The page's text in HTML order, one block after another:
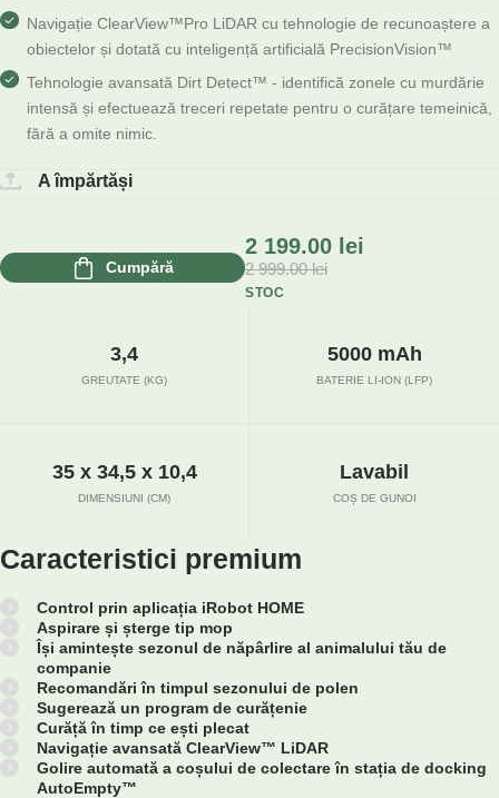
Navigație ClearView™Pro LiDAR cu tehnologie de recunoaștere a
obiectelor și dotată cu inteligență artificială PrecisionVision™
Tehnologie avansată Dirt Detect™ - identifică zonele cu murdărie
intensă și efectuează treceri repetate pentru o curățare temeinică,
fără a omite nimic.
A împărtăși
Cumpără
2 199.00 lei
2 999.00lei
STOC
3,4
GREUTATE (KG)
5000 mAh
BATERIE LI-ION (LFP)
35 x 34,5 x 10,4
DIMENSIUNI (CM)
Lavabil
COȘ DE GUNOI
Caracteristici premium
Control prin aplicația iRobot HOME
Aspirare și șterge tip mop
Își amintește sezonul de năpârlire al animalului tău de
companie
Recomandări în timpul sezonului de polen
Sugerează un program de curățenie
Curăță în timp ce ești plecat
Navigație avansată ClearView™ LiDAR
Golire automată a coșului de colectare în stația de docking
AutoEmpty™